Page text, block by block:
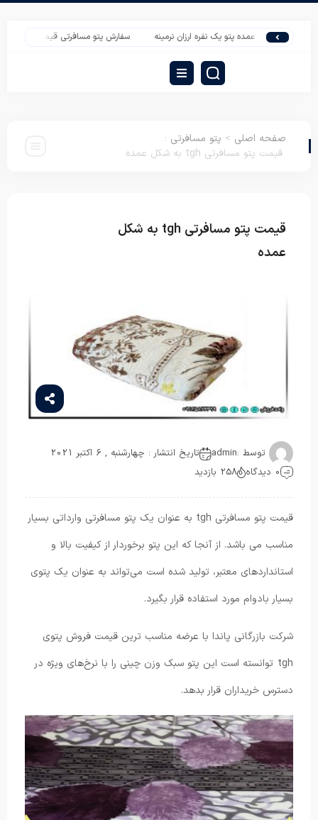
خرید عمده پتو یک نفره ارزان نرمینه سفارش پتو مسافرتی قیمت مناسب سروین
صفحه اصلی > پتو مسافرتی :
قیمت پتو مسافرتی tgh به شکل عمده
قیمت پتو مسافرتی tgh به شکل
عمده
توسط :admin
تاریخ انتشار : چهارشنبه , 6 اکتبر 2021
0 دیدگاه
258 بازدید
قیمت پتو مسافرتی tgh به عنوان یک پتو مسافرتی وارداتی بسیار
مناسب می باشد. از آنجا که این پتو برخوردار از کیفیت بالا و
استانداردهای معتبر، تولید شده است می‌تواند به عنوان یک پتوی
بسیار بادوام مورد استفاده قرار بگیرد.
شرکت بازرگانی پاندا با عرضه مناسب ترین قیمت فروش پتوی
tgh توانسته است این پتو سبک وزن چینی را با نرخ‌های ویژه در
دسترس خریداران قرار بدهد.